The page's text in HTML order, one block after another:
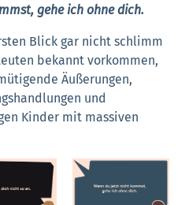
gehe ich ohne dich.
Blick gar nicht schlimm
bekannt vorkommen,
Äußerungen,
und
Kinder mit massiven